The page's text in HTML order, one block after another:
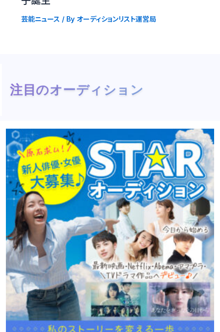
芸能ニュース / By オーディションリスト運営局
注目のオーディション